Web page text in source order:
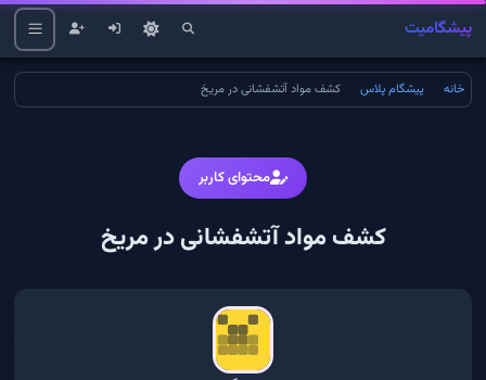
پیشگامیت
خانه پیشگام پلاس کشف مواد آتشفشانی در مریخ
محتوای کاربر
کشف مواد آتشفشانی در مریخ